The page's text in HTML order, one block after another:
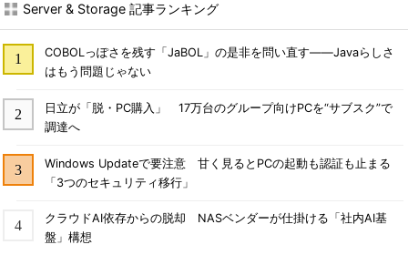
Server & Storage 記事ランキング
COBOLっぽさを残す「JaBOL」の是非を問い直す――Javaらしさ
はもう問題じゃない
日立が「脱・PC購入」 17万台のグループ向けPCを“サブスク”で
調達へ
Windows Updateで要注意 甘く見るとPCの起動も認証も止まる
「3つのセキュリティ移行」
クラウドAI依存からの脱却 NASベンダーが仕掛ける「社内AI基
盤」構想